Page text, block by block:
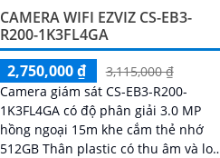
CAMERA WIFI EZVIZ CS-EB3-
R200-1K3FL4GA
2,750,000 ₫
3,115,000 ₫
Camera giám sát CS-EB3-R200-
1K3FL4GA có độ phân giải 3.0 MP
hồng ngoại 15m khe cắm thẻ nhớ
512GB Thân plastic có thu âm và loa